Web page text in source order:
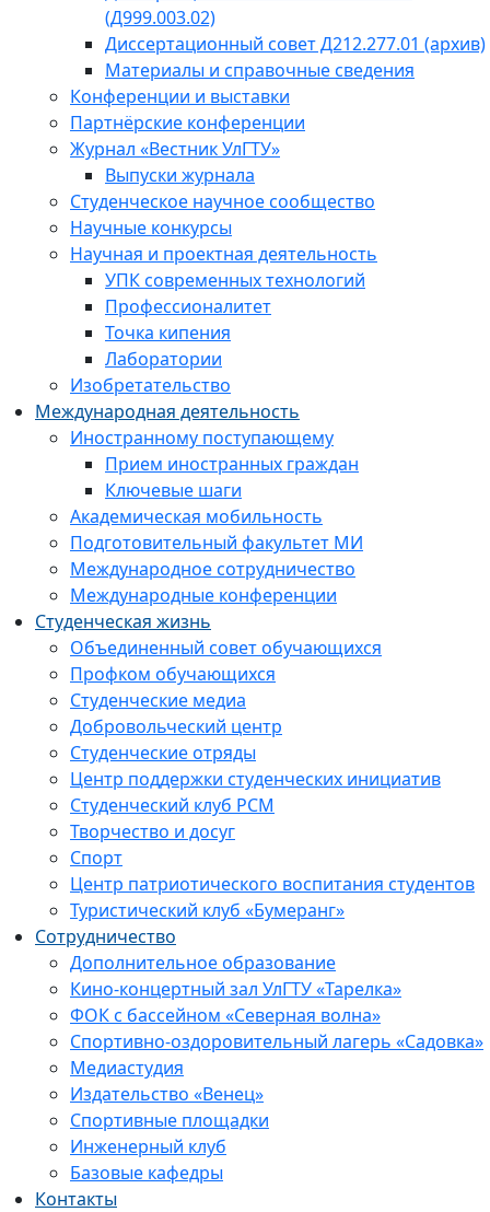
(Д999.003.02)
Диссертационный совет Д212.277.01 (архив)
Материалы и справочные сведения
Конференции и выставки
Партнёрские конференции
Журнал «Вестник УлГТУ»
Выпуски журнала
Студенческое научное сообщество
Научные конкурсы
Научная и проектная деятельность
УПК современных технологий
Профессионалитет
Точка кипения
Лаборатории
Изобретательство
Международная деятельность
Иностранному поступающему
Прием иностранных граждан
Ключевые шаги
Академическая мобильность
Подготовительный факультет МИ
Международное сотрудничество
Международные конференции
Студенческая жизнь
Объединенный совет обучающихся
Профком обучающихся
Студенческие медиа
Добровольческий центр
Студенческие отряды
Центр поддержки студенческих инициатив
Студенческий клуб РСМ
Творчество и досуг
Спорт
Центр патриотического воспитания студентов
Туристический клуб «Бумеранг»
Сотрудничество
Дополнительное образование
Кино-концертный зал УлГТУ «Тарелка»
ФОК с бассейном «Северная волна»
Спортивно-оздоровительный лагерь «Садовка»
Медиастудия
Издательство «Венец»
Спортивные площадки
Инженерный клуб
Базовые кафедры
Контакты